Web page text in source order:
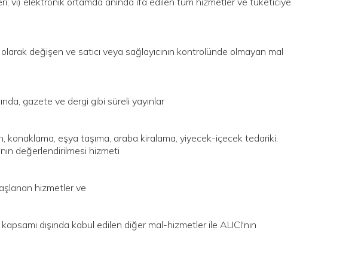
değişen ve satıcı veya sağlayıcının kontrolünde olmayan mal
gazete ve dergi gibi süreli yayınlar
konaklama, eşya taşıma, araba kiralama, yiyecek-içecek tedariki,
değerlendirilmesi hizmeti
hizmetler ve
dışında kabul edilen diğer mal-hizmetler ile ALICI'nın